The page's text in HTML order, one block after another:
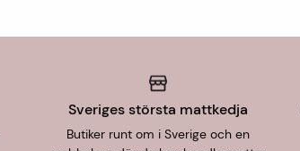
Sveriges största mattkedja
Butiker runt om i Sverige och en